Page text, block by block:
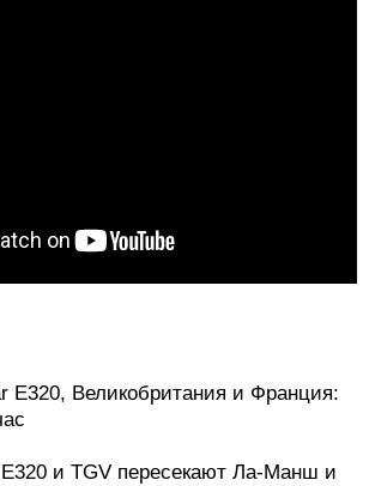
E320, Великобритания и Франция:
и TGV пересекают Ла-Манш и